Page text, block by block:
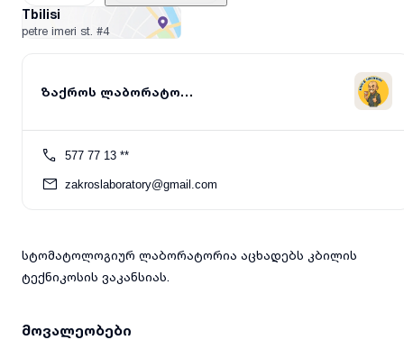
Tbilisi
petre imeri st. #4
ზაქროს ლაბორატორია
577 77 13 **
zakroslaboratory@gmail.com
სტომატოლოგიურ ლაბორატორია აცხადებს კბილის
ტექნიკოსის ვაკანსიას.
მოვალეობები